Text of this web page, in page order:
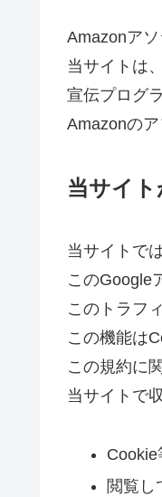
Amazonア
当サイトは
宣伝プログ
Amazonの
当サイ
当サイトで
このGoogle
このトラフ
この機能は
この規約に
当サイトで
閲覧し